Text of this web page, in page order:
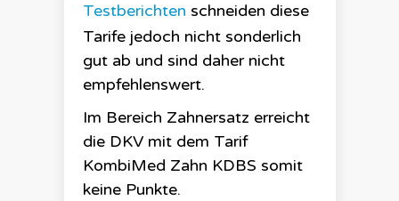
Testberichten schneiden diese
Tarife jedoch nicht sonderlich
gut ab und sind daher nicht
empfehlenswert.
Im Bereich Zahnersatz erreicht
die DKVmit dem Tarif
KombiMed Zahn KDBS somit
keine Punkte.